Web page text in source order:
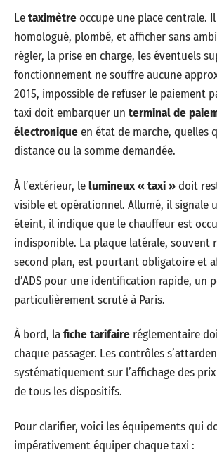
Letaximètreoccupe une place centrale.
homologué, plombé, et afficher sans
régler, la prise en charge, les éventuels
fonctionnement ne souffre aucune
2015, impossible de refuser le paiement
taxi doit embarquer un terminal de
électroniqueen état de marche, quelles
distance ou la somme demandée.
À l’extérieur, lelumineux « taxi »doit
visible et opérationnel. Allumé, il signale
éteint, il indique que le chauffeur est
indisponible. La plaque latérale, souvent
second plan, est pourtant obligatoire et
d’ADS pour une identification rapide, un
particulièrement scruté à Paris.
À bord, lafiche tarifaire réglementaire
chaque passager. Les contrôles
systématiquement sur l’affichage des
de tous les dispositifs.
Pour clarifier, voici les équipements qui
impérativement équiper chaque taxi :